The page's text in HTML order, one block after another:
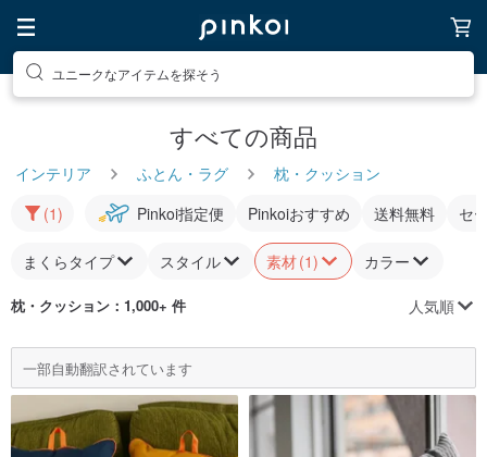
ユニークなアイテムを探そう
すべての商品
インテリア ふとん・ラグ
枕・クッション
(1)
Pinkoi指定便 Pinkoiおすすめ 送料無料 セ
まくらタイプ スタイル 素材(1) カラー
枕・クッション ：1,000+ 件 人気順
一部自動翻訳されています